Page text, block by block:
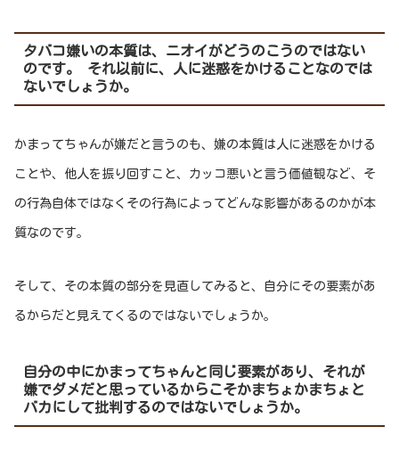
タバコ嫌いの本質は、ニオイがどうのこうのではない
のです。 それ以前に、人に迷惑をかけることなのでは
ないでしょうか。
かまってちゃんが嫌だと言うのも、嫌の本質は人に迷惑をかける
ことや、他人を振り回すこと、カッコ悪いと言う価値観など、そ
の行為自体ではなくその行為によってどんな影響があるのかが本
質なのです。
そして、その本質の部分を見直してみると、自分にその要素があ
るからだと見えてくるのではないでしょうか。
自分の中にかまってちゃんと同じ要素があり、それが
嫌でダメだと思っているからこそかまちょかまちょと
バカにして批判するのではないでしょうか。